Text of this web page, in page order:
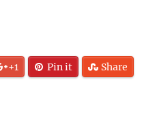
+1 Pin it Share